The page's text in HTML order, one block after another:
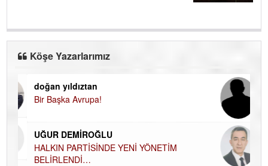
Köşe Yazarlarımız
doğan yıldıztan
Bir Başka Avrupa!
UĞUR DEMİROĞLU
HALKIN PARTİSİNDE YENİ YÖNETİM
BELİRLENDİ…